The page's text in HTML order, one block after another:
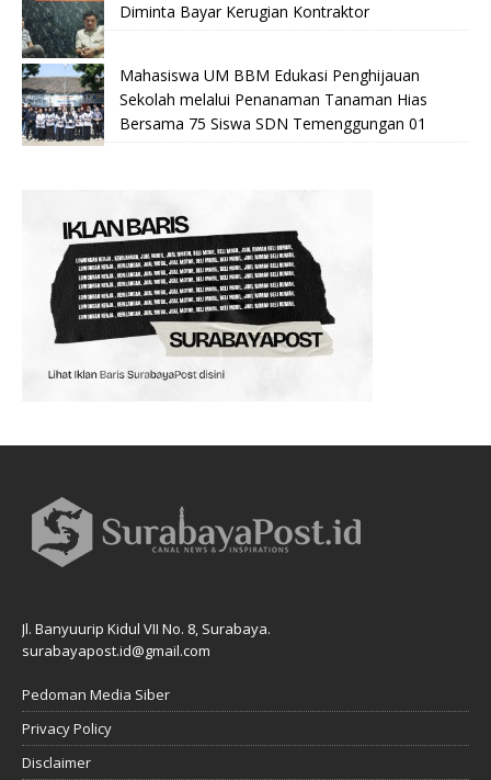
Diminta Bayar Kerugian Kontraktor
Mahasiswa UM BBM Edukasi Penghijauan
Sekolah melalui Penanaman Tanaman Hias
Bersama 75 Siswa SDN Temenggungan 01
Jl. Banyuurip Kidul VII No. 8, Surabaya.
surabayapost.id@gmail.com
Pedoman Media Siber
Privacy Policy
Disclaimer